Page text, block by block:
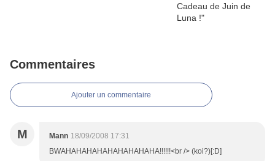
Commentaires
Ajouter un commentaire
M Mann 18/09/2008 17:31
BWAHAHAHAHAHAHAHAHAHA!!!!!!<br /> (koi?)[:D]